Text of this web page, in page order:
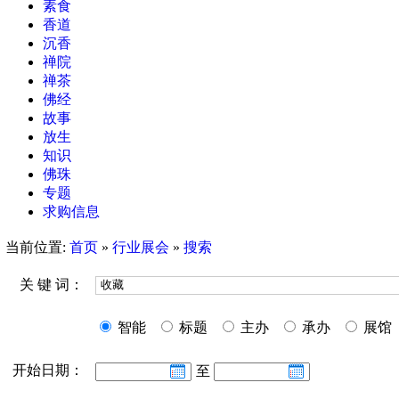
素食
香道
沉香
禅院
禅茶
佛经
故事
放生
知识
佛珠
专题
求购信息
当前位置: 首页 » 行业展会 » 搜索
关 键 词：
智能 标题 主办 承办 展馆
开始日期： 至